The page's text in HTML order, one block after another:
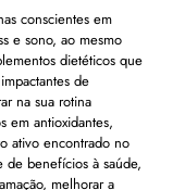
conscientes em
e sono, ao mesmo
dietéticos que
de
na sua rotina
em antioxidantes,
ativo encontrado no
de benefícios à saúde,
melhorar a